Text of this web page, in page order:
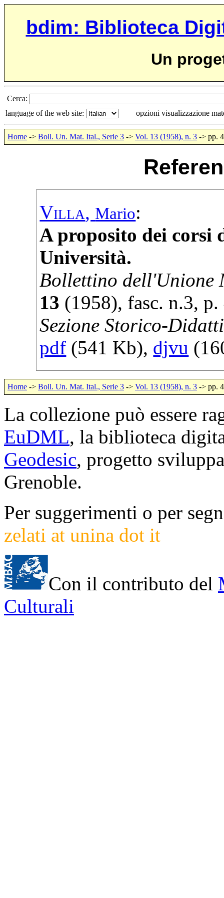
bdim: Biblioteca
Un
Cerca:
language of the web site:
opzioni visualizzazione
Home -> Boll. Un. Mat. Ital., Serie 3 -> Vol. 13 (1958), n. 3 -> pp.
Villa, Mario:
A proposito dei corsi
Università.
Bollettino dell'Unione
13 (1958), fasc. n.3, p.
Sezione Storico-
pdf (541 Kb), djvu
Home -> Boll. Un. Mat. Ital., Serie 3 -> Vol. 13 (1958), n. 3 -> pp.
La collezione può essere
EuDML, la biblioteca
Geodesic, progetto
Grenoble.
Per suggerimenti o per
zelati at unina dot it
Con il contributo del
Culturali